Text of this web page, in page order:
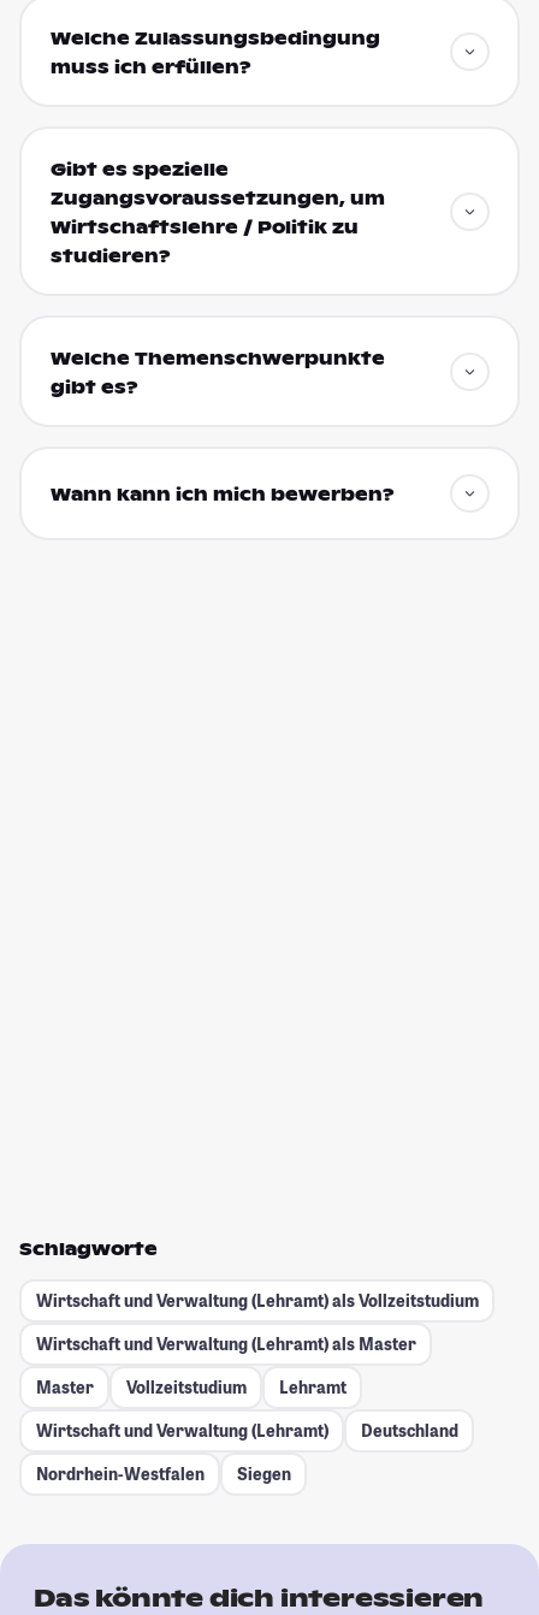
Welche Zulassungsbedingung
muss ich erfüllen?
Gibt es spezielle
Zugangsvoraussetzungen, um
Wirtschaftslehre / Politik zu
studieren?
Welche Themenschwerpunkte
gibt es?
Wann kann ich mich bewerben?
Schlagworte
Wirtschaft und Verwaltung (Lehramt) als Vollzeitstudium
Wirtschaft und Verwaltung (Lehramt) als Master
Master
Vollzeitstudium
Lehramt
Wirtschaft und Verwaltung (Lehramt)
Deutschland
Nordrhein-Westfalen
Siegen
Das könnte dich interessieren